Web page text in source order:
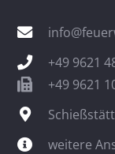
+49 9621
+49 9621
weitere